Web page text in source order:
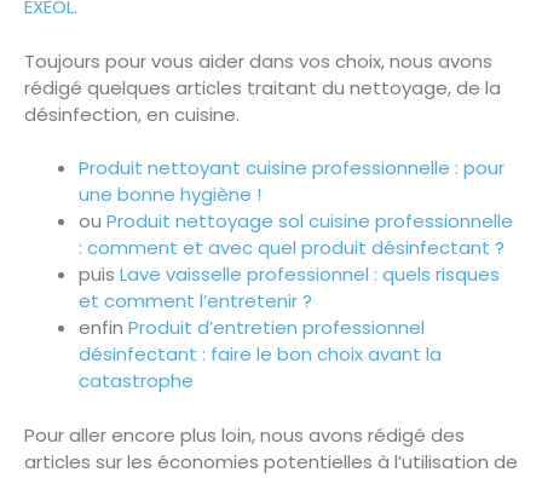
EXEOL.
Toujours pour vous aider dans vos choix, nous avons
rédigé quelques articles traitant du nettoyage, de la
désinfection, en cuisine.
Produit nettoyant cuisine professionnelle : pour
une bonne hygiène !
ou Produit nettoyage sol cuisine professionnelle
: comment et avec quel produit désinfectant ?
puis Lave vaisselle professionnel : quels risques
et comment l’entretenir ?
enfin Produit d’entretien professionnel
désinfectant : faire le bon choix avant la
catastrophe
Pour aller encore plus loin, nous avons rédigé des
articles sur les économies potentielles à l’utilisation de